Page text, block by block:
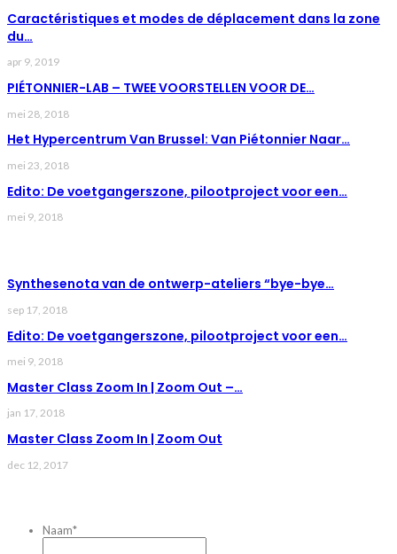
Caractéristiques et modes de déplacement dans la zone
du…
apr 9, 2019
PIÉTONNIER-LAB – TWEE VOORSTELLEN VOOR DE…
mei 28, 2018
Het Hypercentrum Van Brussel: Van Piétonnier Naar…
mei 23, 2018
Edito: De voetgangerszone, pilootproject voor een…
mei 9, 2018
Synthesenota van de ontwerp-ateliers “bye-bye…
sep 17, 2018
Edito: De voetgangerszone, pilootproject voor een…
mei 9, 2018
Master Class Zoom In | Zoom Out –…
jan 17, 2018
Master Class Zoom In | Zoom Out
dec 12, 2017
Naam*